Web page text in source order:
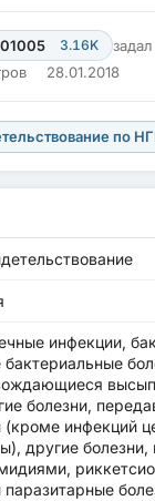
3.16K
28.01.2018
по
инфекции,
бактериальные
болезни,
(кроме инфекций
другие